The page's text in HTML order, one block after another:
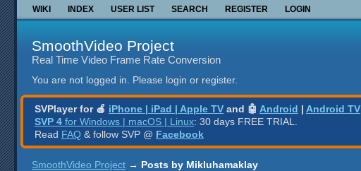
WIKI INDEX USER LIST SEARCH REGISTER LOGIN
SmoothVideo Project
Real Time Video Frame Rate Conversion
You are not logged in. Please login or register.
SVPlayer for 🍎 iPhone | iPad | Apple TV and 🤖 Android | Android TV
SVP 4 for Windows | macOS | Linux: 30 days FREE TRIAL.
Read FAQ & follow SVP @ Facebook
SmoothVideo Project → Posts by Mikluhamaklay